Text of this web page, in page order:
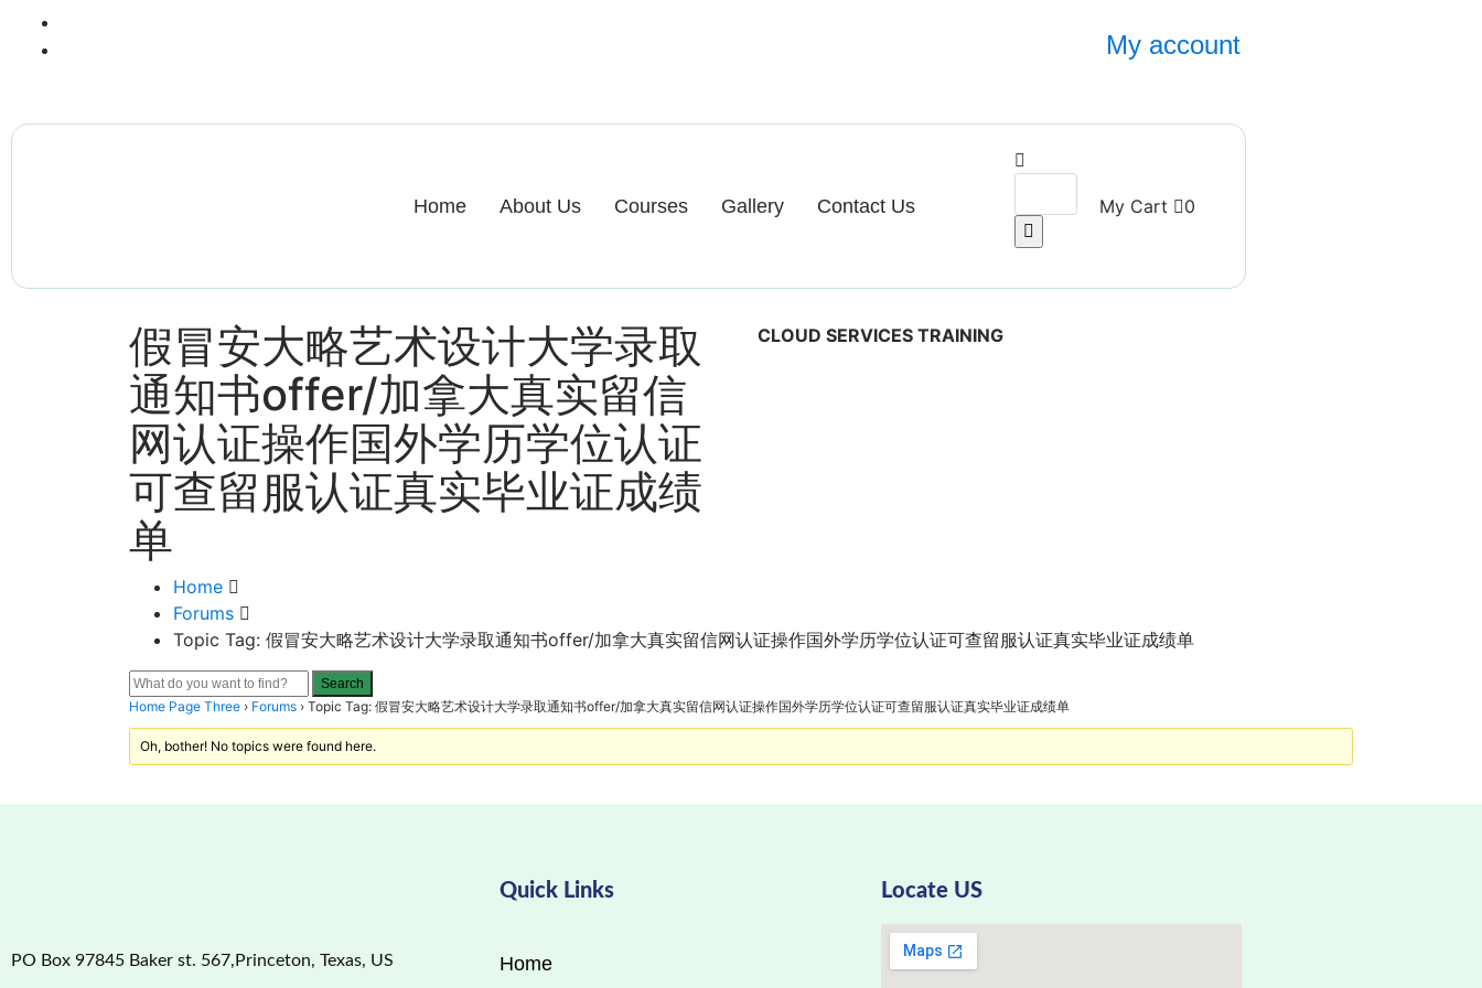
My account
Home About Us Courses Gallery Contact Us My Cart 0
假冒安大略艺术设计大学录取
通知书offer/加拿大真实留信
网认证操作国外学历学位认证
可查留服认证真实毕业证成绩
单
CLOUD SERVICES TRAINING
Home
Forums
Topic Tag: 假冒安大略艺术设计大学录取通知书offer/加拿大真实留信网认证操作国外学历学位认证可查留服认证真实毕业证成绩单
Home Page Three › Forums › Topic Tag: 假冒安大略艺术设计大学录取通知书offer/加拿大真实留信网认证操作国外学历学位认证可查留服认证真实毕业证成绩单
Oh, bother! No topics were found here.
PO Box 97845 Baker st. 567,Princeton, Texas, US
Quick Links
Home
Locate US